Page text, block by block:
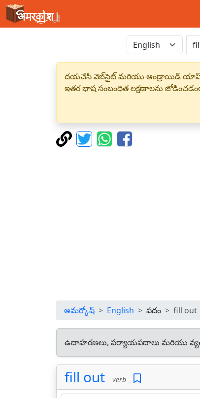
దయచేసి వెబ్‌సైట్ మరియు ఆండ్రాయిడ్ యాప్
ఇతర భాష సంబంధిత లక్షణాలను
అమర్కోష్ English పదం fill out
ఉదాహరణలు, పర్యాయపదాలు మరియు
fill out verb